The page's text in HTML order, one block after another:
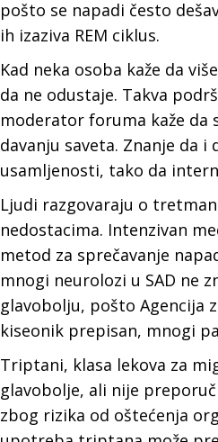
pošto se napadi često
ih izaziva REM ciklus.
Kad neka osoba kaže da
da ne odustaje. Takva
moderator foruma kaže da
davanju saveta. Znanje da
usamljenosti, tako da
Ljudi razgovaraju o
nedostacima. Intenzivan
metod za sprečavanje
mnogi neurolozi u SAD ne
glavobolju, pošto Agencija
kiseonik prepisan, mnogi
Triptani, klasa lekova za
glavobolje, ali nije
zbog rizika od oštećenja